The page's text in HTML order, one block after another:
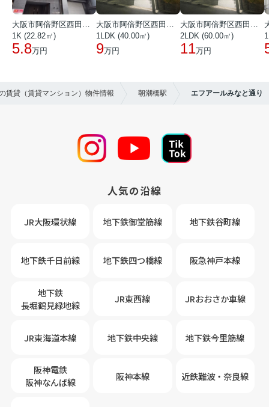
大阪市阿倍野区西田辺町１丁目
1K (22.82㎡)
5.8万円
大阪市阿倍野区西田辺町１丁目
1LDK (40.00㎡)
9万円
大阪市阿倍野区西田辺町１丁目
2LDK (60.00㎡)
11万円
賃貸（賃貸マンション）物件情報 朝潮橋駅 エフアールみなと通り
人気の沿線
JR大阪環状線 地下鉄御堂筋線 地下鉄谷町線
地下鉄千日前線 地下鉄四つ橋線 阪急神戸本線
地下鉄
長堀鶴見緑地線
JR東西線 JRおおさか車線
JR東海道本線 地下鉄中央線 地下鉄今里筋線
阪神電鉄
阪神なんば線
阪神本線 近鉄難波・奈良線